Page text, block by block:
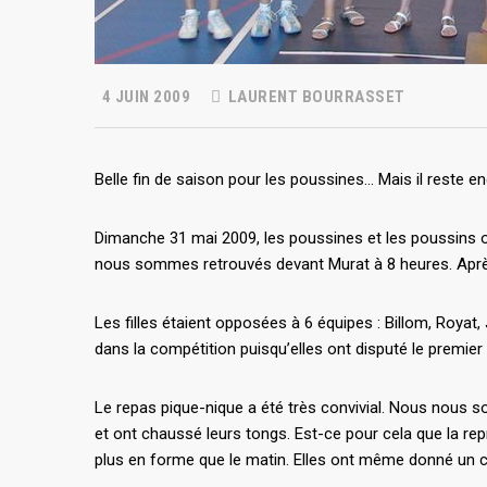
4 JUIN 2009 LAURENT BOURRASSET
Belle fin de saison pour les poussines… Mais il reste
Dimanche 31 mai 2009, les poussines et les poussins
nous sommes retrouvés devant Murat à 8 heures.
Les filles étaient opposées à 6 équipes : Billom,
dans la compétition puisqu’elles ont disputé le
Le repas pique-nique a été très convivial. Nous nous
et ont chaussé leurs tongs. Est-ce pour cela que la
plus en forme que le matin. Elles ont même donné un